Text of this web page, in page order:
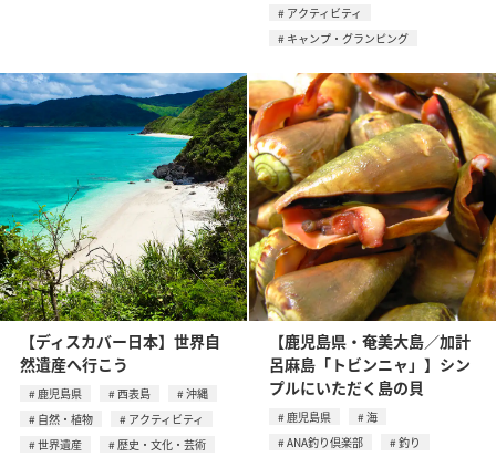
アクティビティ
キャンプ・グランピング
【ディスカバー日本】世界自
然遺産へ行こう
鹿児島県 西表島
沖縄
自然・植物
アクティビティ
世界遺産
歴史・文化・芸術
【鹿児島県・奄美大島／加計
呂麻島「トビンニャ」】シン
プルにいただく島の貝
鹿児島県
海
ANA釣り倶楽部
釣り